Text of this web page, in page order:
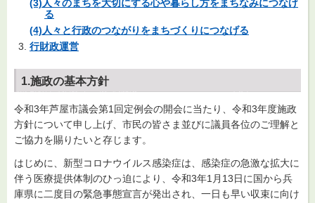
(3)人々のまちを大切にする心や暮らし方をまちなみにつなげ
る
(4)人々と行政のつながりをまちづくりにつなげる
行財政運営
1.施政の基本方針
令和3年芦屋市議会第1回定例会の開会に当たり、令和3年度施政
方針について申し上げ、市民の皆さま並びに議員各位のご理解と
ご協力を賜りたいと存じます。
はじめに、新型コロナウイルス感染症は、感染症の急激な拡大に
伴う医療提供体制のひっ迫により、令和3年1月13日に国から兵
庫県に二度目の緊急事態宣言が発出され、一日も早い収束に向け